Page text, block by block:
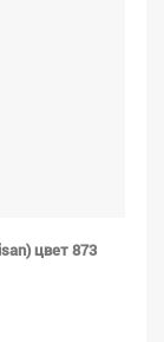
цвет 873